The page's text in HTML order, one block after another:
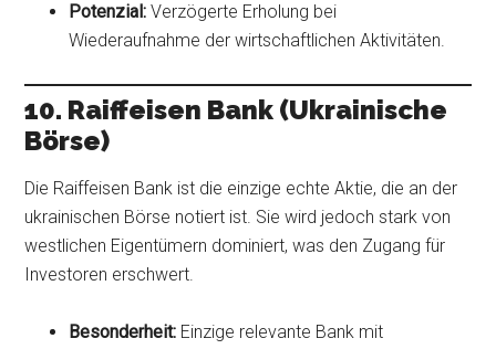
Potenzial: Verzögerte Erholung bei
Wiederaufnahme der wirtschaftlichen Aktivitäten.
10. Raiffeisen Bank (Ukrainische
Börse)
Die Raiffeisen Bank ist die einzige echte Aktie, die an der
ukrainischen Börse notiert ist. Sie wird jedoch stark von
westlichen Eigentümern dominiert, was den Zugang für
Investoren erschwert.
Besonderheit: Einzige relevante Bank mit